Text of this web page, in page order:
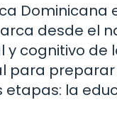
desde el
cognitivo de
para
etapas: la